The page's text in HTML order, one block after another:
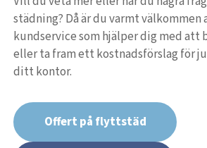
städning? Då är du varmt
kundservice som hjälper dig med att
eller ta fram ett kostnadsförslag för
ditt kontor.
Offert på flyttstäd